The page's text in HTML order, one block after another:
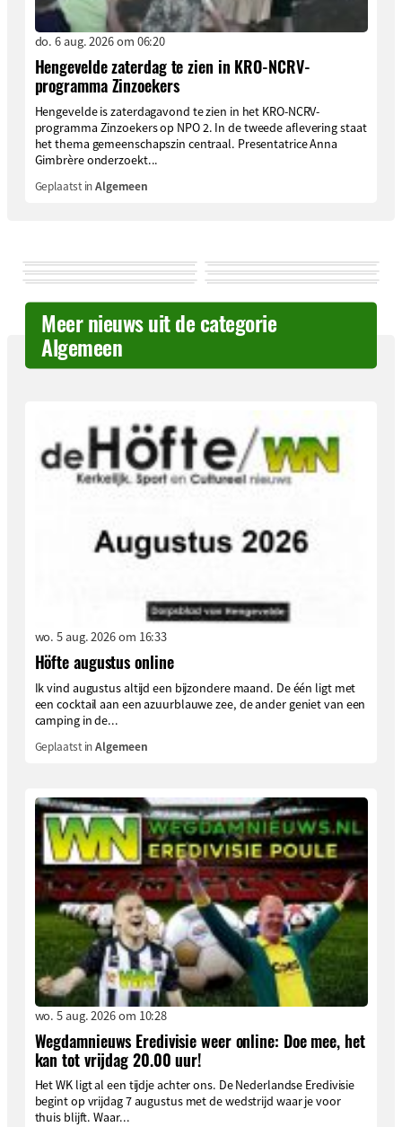
do. 6 aug. 2026 om 06:20
Hengevelde zaterdag te zien in KRO-NCRV-
programma Zinzoekers
Hengevelde is zaterdagavond te zien in het KRO-NCRV-
programma Zinzoekers op NPO 2. In de tweede aflevering staat
het thema gemeenschapszin centraal. Presentatrice Anna
Gimbrère onderzoekt...
Geplaatst inAlgemeen
Meer nieuws uit de categorie
Algemeen
wo. 5 aug. 2026 om 16:33
Höfte augustus online
Ik vind augustus altijd een bijzondere maand. De één ligt met
een cocktail aan een azuurblauwe zee, de ander geniet van een
camping in de...
Geplaatst inAlgemeen
wo. 5 aug. 2026 om 10:28
Wegdamnieuws Eredivisie weer online: Doe mee, het
kan tot vrijdag 20.00 uur!
Het WK ligt al een tijdje achter ons. De Nederlandse Eredivisie
begint op vrijdag 7 augustus met de wedstrijd waar je voor
thuis blijft. Waar...